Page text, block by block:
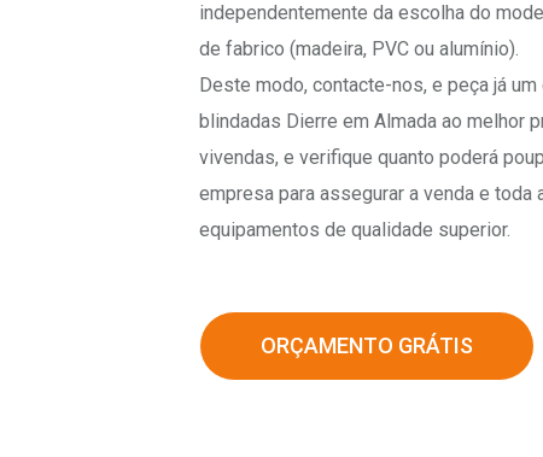
independentemente da escolha do
de fabrico (madeira, PVC ou alumínio).
Deste modo, contacte-nos, e peça já
blindadas Dierre em Almada ao melhor
vivendas, e verifique quanto poderá
empresa para assegurar a venda e
equipamentos de qualidade superior.
ORÇAMENTO GRÁTIS